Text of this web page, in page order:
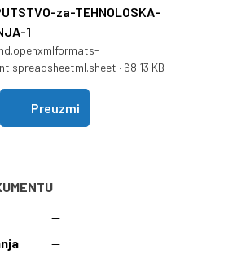
za-TEHNOLOSKA-
1
· 68.13 KB
Preuzmi
—
—